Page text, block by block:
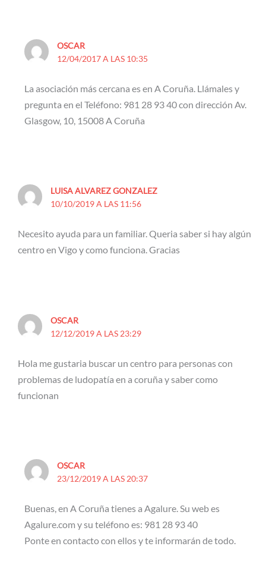
OSCAR
12/04/2017 A LAS 10:35
La asociación más cercana es en A Coruña. Llámales y
pregunta en el Teléfono: 981 28 93 40 con dirección Av.
Glasgow, 10, 15008 A Coruña
LUISA ALVAREZ GONZALEZ
10/10/2019 A LAS 11:56
Necesito ayuda para un familiar. Queria saber si hay algún
centro en Vigo y como funciona. Gracias
OSCAR
12/12/2019 A LAS 23:29
Hola me gustaria buscar un centro para personas con
problemas de ludopatía en a coruña y saber como
funcionan
OSCAR
23/12/2019 A LAS 20:37
Buenas, en A Coruña tienes a Agalure. Su web es
Agalure.com y su teléfono es: 981 28 93 40
Ponte en contacto con ellos y te informarán de todo.